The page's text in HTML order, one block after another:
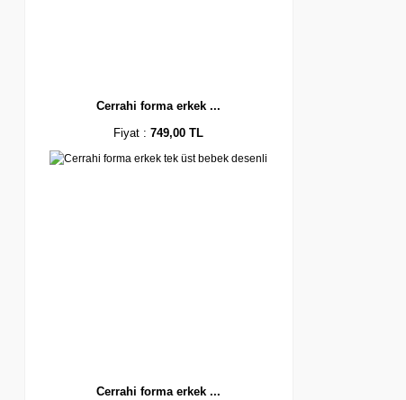
Cerrahi forma erkek ...
Fiyat :749,00 TL
Cerrahi forma erkek ...